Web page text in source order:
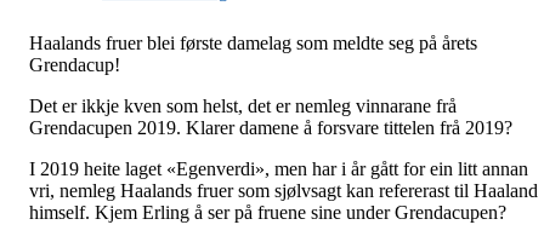
Haalands fruer blei første damelag som meldte seg på årets
Grendacup!
Det er ikkje kven som helst, det er nemleg vinnarane frå
Grendacupen 2019. Klarer damene å forsvare tittelen frå 2019?
I 2019 heite laget «Egenverdi», men har i år gått for ein litt annan
vri, nemleg Haalands fruer som sjølvsagt kan refererast til Haaland
himself. Kjem Erling å ser på fruene sine under Grendacupen?